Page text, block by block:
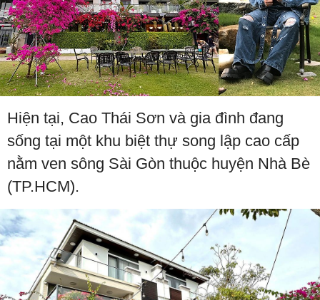
Hiện tại, Cao Thái Sơn và gia đình đang
sống tại một khu biệt thự song lập cao cấp
nằm ven sông Sài Gòn thuộc huyện Nhà Bè
(TP.HCM).